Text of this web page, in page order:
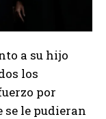
a su hijo
los
por
se le pudieran